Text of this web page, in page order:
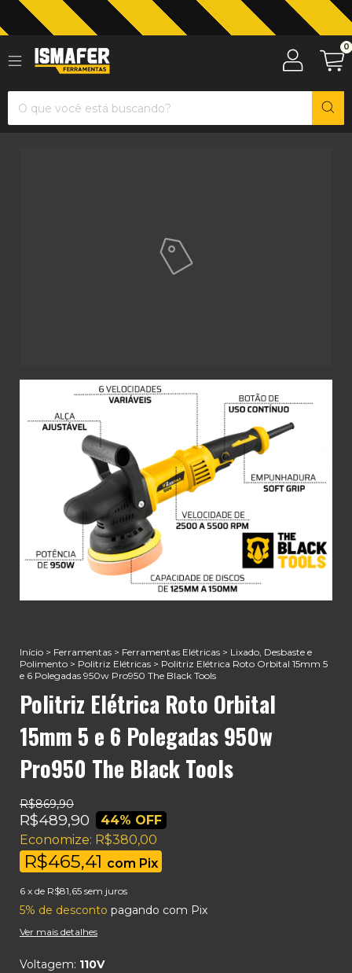
Jardinagem com The Black Tools
0
Início > Ferramentas > Ferramentas Elétricas > Lixado, Desbaste e
Polimento > Politriz Elétricas > Politriz Elétrica Roto Orbital 15mm 5
e 6 Polegadas 950w Pro950 The Black Tools
Politriz Elétrica Roto Orbital
15mm 5 e 6 Polegadas 950w
Pro950 The Black Tools
R$869,90
R$489,90 44% OFF
Economize: R$380,00
R$465,41 com Pix
6 x de R$81,65 sem juros
5% de desconto pagando com Pix
Ver mais detalhes
Voltagem: 110V